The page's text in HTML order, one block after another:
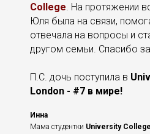
College. На протяжении
Юля была на связи,
отвечала на вопросы и
другом семьи. Спасибо
П.С. дочь поступила в
London - #7 в мире!
Инна
Мама студентки University